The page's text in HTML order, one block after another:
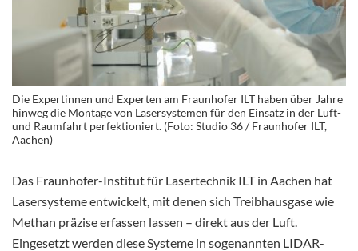
Die Expertinnen und Experten am Fraunhofer ILT haben über Jahre
hinweg die Montage von Lasersystemen für den Einsatz in der Luft-
und Raumfahrt perfektioniert. (Foto: Studio 36 / Fraunhofer ILT,
Aachen)
Das Fraunhofer-Institut für Lasertechnik ILT in Aachen hat
Lasersysteme entwickelt, mit denen sich Treibhausgase wie
Methan präzise erfassen lassen – direkt aus der Luft.
Eingesetzt werden diese Systeme in sogenannten LIDAR-